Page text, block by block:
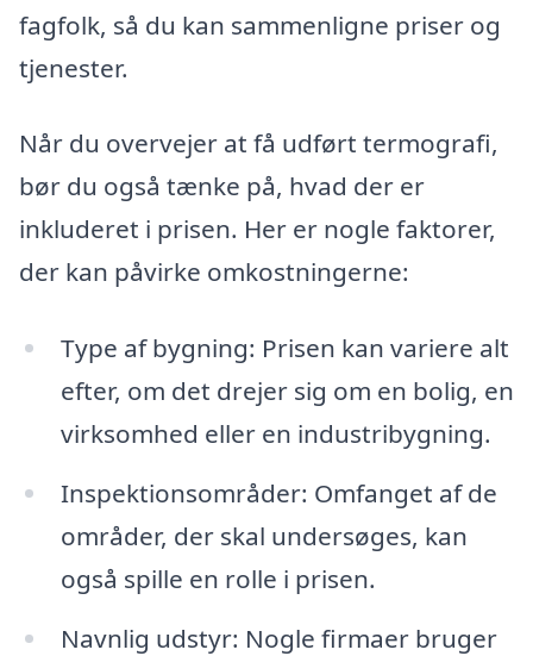
fagfolk, så du kan sammenligne priser og
tjenester.
Når du overvejer at få udført termografi,
bør du også tænke på, hvad der er
inkluderet i prisen. Her er nogle faktorer,
der kan påvirke omkostningerne:
Type af bygning: Prisen kan variere alt
efter, om det drejer sig om en bolig, en
virksomhed eller en industribygning.
Inspektionsområder: Omfanget af de
områder, der skal undersøges, kan
også spille en rolle i prisen.
Navnlig udstyr: Nogle firmaer bruger